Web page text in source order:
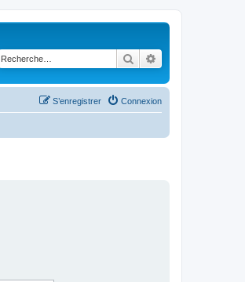
Rechercher
Connexion
S’enregistrer